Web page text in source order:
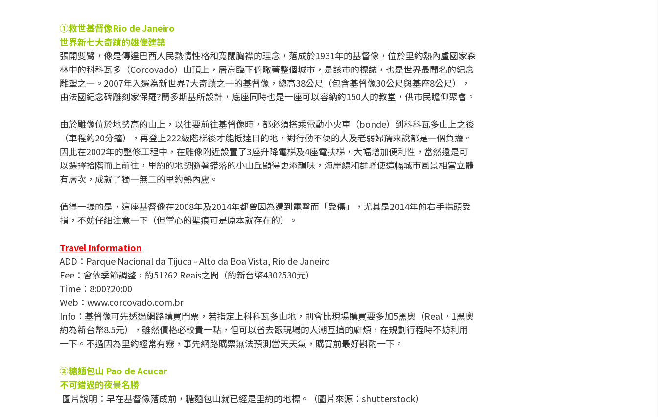
①救世基督像Rio de Janeiro
世界新七大奇蹟的雄偉建築
張開雙臂，像是傳達巴西人民熱情性格和寬闊胸襟的理念，落成於1931年的基督像，位於里約熱內盧國家森
林中的科科瓦多（Corcovado）山頂上，居高臨下俯瞰著整個城市，是該市的標誌，也是世界最聞名的紀念
雕塑之一。2007年入選為新世界7大奇蹟之一的基督像，總高38公尺（包含基督像30公尺與基座8公尺），
由法國紀念碑雕刻家保羅?蘭多斯基所設計，底座同時也是一座可以容納約150人的教堂，供市民瞻仰聚會。
由於雕像位於地勢高的山上，以往要前往基督像時，都必須搭乘電動小火車（bonde）到科科瓦多山上之後
（車程約20分鐘），再登上222級階梯後才能抵達目的地，對行動不便的人及老弱婦孺來說都是一個負擔。
因此在2002年的整修工程中，在雕像附近設置了3座升降電梯及4座電扶梯，大幅增加便利性，當然還是可
以選擇拾階而上前往，里約的地勢隨著錯落的小山丘顯得更添韻味，海岸線和群峰使這幅城市風景相當立體
有層次，成就了獨一無二的里約熱內盧。
值得一提的是，這座基督像在2008年及2014年都曾因為遭到電擊而「受傷」，尤其是2014年的右手指頭受
損，不妨仔細注意一下（但掌心的聖痕可是原本就存在的）。
Travel Information
ADD：Parque Nacional da Tijuca - Alto da Boa Vista, Rio de Janeiro
Fee：會依季節調整，約51?62 Reais之間（約新台幣430?530元）
Time：8:00?20:00
Web：www.corcovado.com.br
Info：基督像可先透過網路購買門票，若指定上科科瓦多山地，則會比現場購買要多加5黑奧（Real，1黑奧
約為新台幣8.5元），雖然價格必較貴一點，但可以省去跟現場的人潮互擠的麻煩，在規劃行程時不妨利用
一下。不過因為里約經常有霧，事先網路購票無法預測當天天氣，購買前最好斟酌一下。
②糖麵包山 Pao de Acucar
不可錯過的夜景名勝
圖片說明：早在基督像落成前，糖麵包山就已經是里約的地標。（圖片來源：shutterstock）